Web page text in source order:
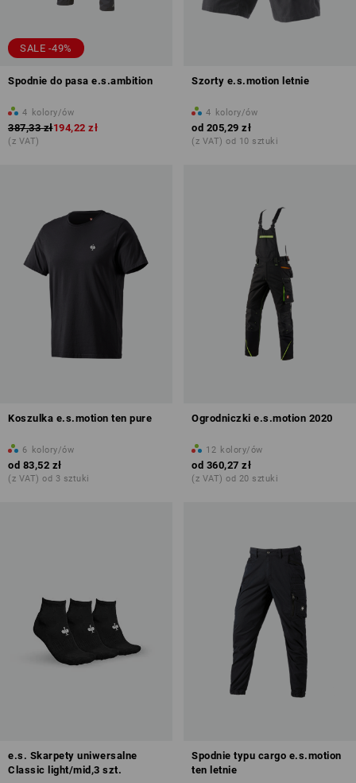
SALE -49%
Spodnie do pasa e.s.ambition
4 kolory/ów
387,33 zł194,22 zł
(z VAT)
Szorty e.s.motion letnie
4 kolory/ów
od 205,29 zł
(z VAT) od 10 sztuki
Koszulka e.s.motion ten pure
6 kolory/ów
od 83,52 zł
(z VAT) od 3 sztuki
Ogrodniczki e.s.motion 2020
12 kolory/ów
od 360,27 zł
(z VAT) od 20 sztuki
e.s. Skarpety uniwersalne
Classic light/mid,3 szt.
Spodnie typu cargo e.s.motion
ten letnie